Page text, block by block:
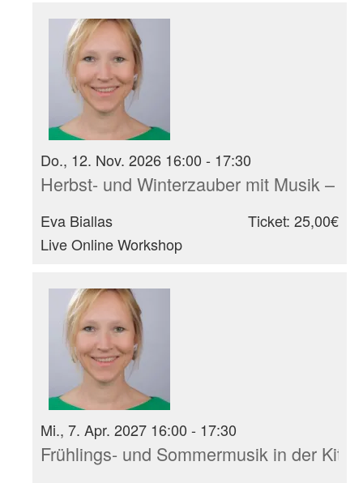
Do., 12. Nov. 2026 16:00 - 17:30
Herbst- und Winterzauber mit Musik –
Eva Biallas
Live Online Workshop
Ticket: 25,00€
Mi., 7. Apr. 2027 16:00 - 17:30
Frühlings- und Sommermusik in der